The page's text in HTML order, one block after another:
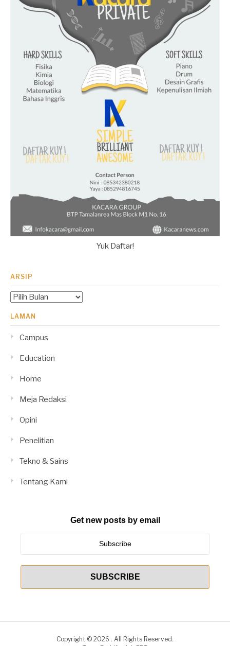
Yuk Daftar!
ARSIP
Arsip
LAMAN
Campus
Education
Home
Meja Redaksi
Opini
Penelitian
Tekno & Sains
Tentang Kami
Get new posts by email
Copyright © 2026 . All Rights Reserved.